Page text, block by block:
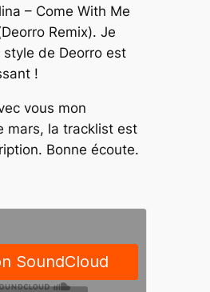
– Come With Me
Remix). Je
de Deorro est
!
vous mon
mars, la tracklist est
Bonne écoute.